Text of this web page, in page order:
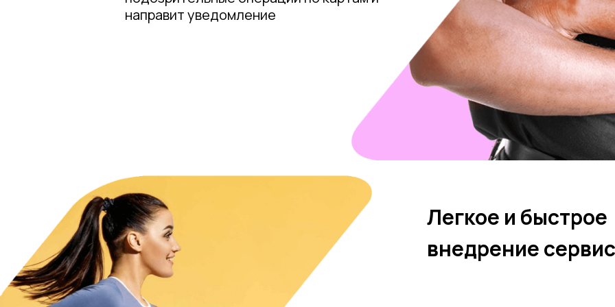
направит уведомление
Легкое и быстрое
внедрение